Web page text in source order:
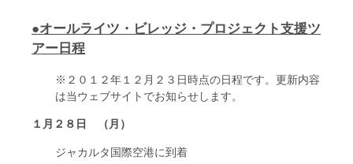
●オールライツ・ビレッジ・プロジェクト支援ツ
アー日程
※２０１２年１２月２３日時点の日程です。更新内容
は当ウェブサイトでお知らせします。
１月２８日 （月）
ジャカルタ国際空港に到着